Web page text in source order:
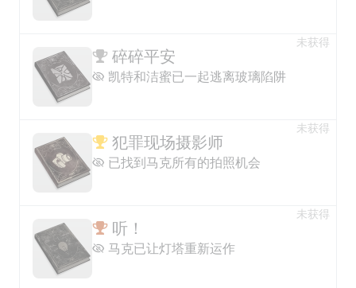
碎碎平安
凯特和洁蜜已一起逃离玻璃陷阱
未获得
犯罪现场摄影师
已找到马克所有的拍照机会
未获得
听！
马克已让灯塔重新运作
未获得